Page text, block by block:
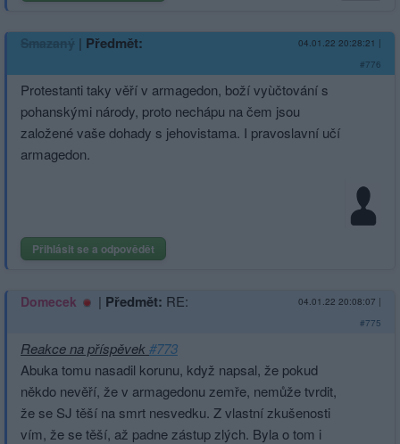
Smazaný | Předmět: 04.01.22 20:28:21 |
#776
Protestanti taky věří v armagedon, boží vyùčtování s
pohanskými národy, proto nechápu na čem jsou
založené vaše dohady s jehovistama. I pravoslavní učí
armagedon.
Přihlásit se a odpovědět
Domecek | Předmět: RE: 04.01.22 20:08:07 |
#775
Reakce na příspěvek#773
Abuka tomu nasadil korunu, když napsal, že pokud
někdo nevěří, že v armagedonu zemře, nemůže tvrdit,
že se SJ těší na smrt nesvedku. Z vlastní zkušenosti
vím, že se těší, až padne zástup zlých. Byla o tom i